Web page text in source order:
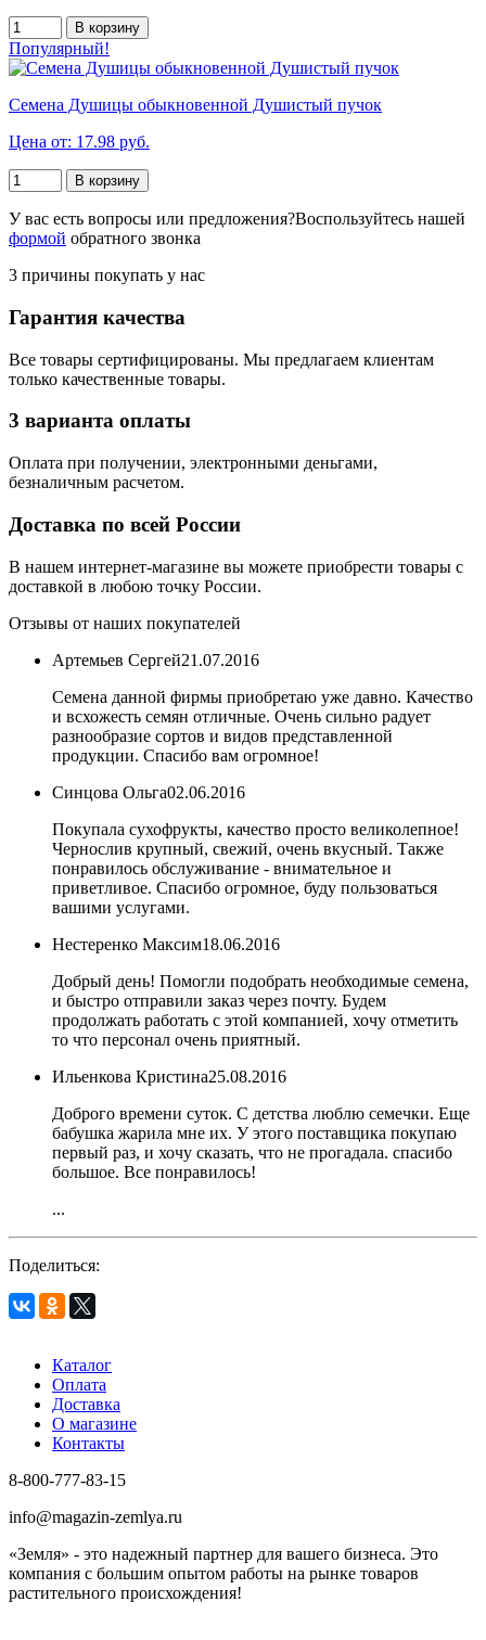
В корзину
Популярный!
Семена Душицы обыкновенной Душистый пучок
Цена от: 17.98 руб.
В корзину
У вас есть вопросы или предложения?Воспользуйтесь нашей
формой обратного звонка
3 причины покупать у нас
Гарантия качества
Все товары сертифицированы. Мы предлагаем клиентам
только качественные товары.
3 варианта оплаты
Оплата при получении, электронными деньгами,
безналичным расчетом.
Доставка по всей России
В нашем интернет-магазине вы можете приобрести товары с
доставкой в любою точку России.
Отзывы от наших покупателей
Артемьев Сергей21.07.2016
Семена данной фирмы приобретаю уже давно. Качество
и всхожесть семян отличные. Очень сильно радует
разнообразие сортов и видов представленной
продукции. Спасибо вам огромное!
Синцова Ольга02.06.2016
Покупала сухофрукты, качество просто великолепное!
Чернослив крупный, свежий, очень вкусный. Также
понравилось обслуживание - внимательное и
приветливое. Спасибо огромное, буду пользоваться
вашими услугами.
Нестеренко Максим18.06.2016
Добрый день! Помогли подобрать необходимые семена,
и быстро отправили заказ через почту. Будем
продолжать работать с этой компанией, хочу отметить
то что персонал очень приятный.
Ильенкова Кристина25.08.2016
Доброго времени суток. С детства люблю семечки. Еще
бабушка жарила мне их. У этого поставщика покупаю
первый раз, и хочу сказать, что не прогадала. спасибо
большое. Все понравилось!
...
Поделиться:
Каталог
Оплата
Доставка
О магазине
Контакты
8-800-777-83-15
info@magazin-zemlya.ru
«Земля» - это надежный партнер для вашего бизнеса. Это
компания с большим опытом работы на рынке товаров
растительного происхождения!